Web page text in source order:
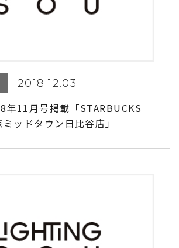
2018.12.03
年11月号掲載「STARBUCKS
ッドタウン日比谷店」